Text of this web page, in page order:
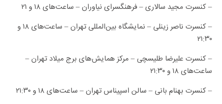
– کنسرت مجید سالاری – فرهنگسرای نیاوران – ساعت‌های ۱۸ و ۲۱
– کنسرت ناصر زینلی – نمایشگاه بین‌المللی تهران – ساعت‌های ۱۸ و
۲۱:۳۰
– کنسرت علیرضا طلیسچی – مرکز همایش‌های برج میلاد تهران –
ساعت‌های ۱۸ و ۲۱:۳۰
– کنسرت بهنام بانی – سالن اسپیناس تهران – ساعت‌های ۱۸ و ۲۱:۳۰